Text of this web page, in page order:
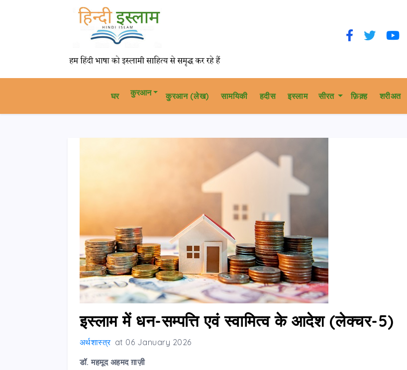
घर कुरआन कु़रआन (लेख) सामयिकी हदीस इस्लाम सीरत फ़िक़्ह शरीअत
इस्लाम में धन-सम्पत्ति एवं स्वामित्व के आदेश (लेक्चर-5)
अर्थशास्त्र at 06 January 2026
डॉ. महमूद अहमद ग़ाज़ी